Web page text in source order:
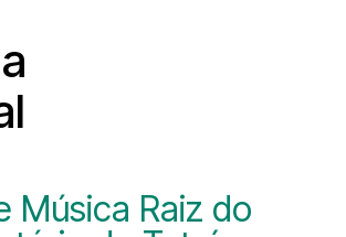
Música Raiz do